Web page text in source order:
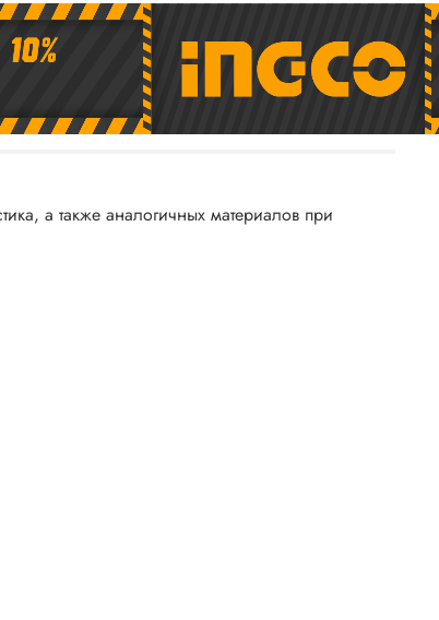
а также аналогичных материалов при